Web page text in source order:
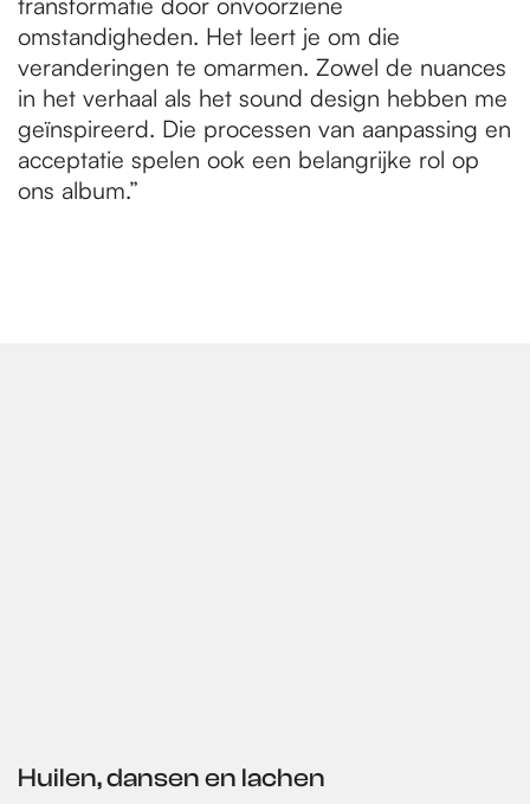
omstandigheden. Het leert je om die
veranderingen te omarmen. Zowel de nuances
in het verhaal als het sound design hebben me
geïnspireerd. Die processen van aanpassing en
acceptatie spelen ook een belangrijke rol op
ons album.”
Huilen, dansen en lachen